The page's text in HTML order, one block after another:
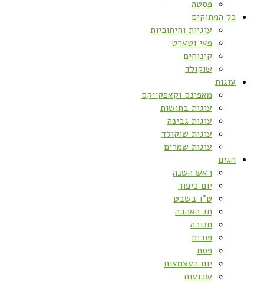
פסטה
כל המתוקים
עוגיות וחיתוכיות
פאי וטארט
קינוחים
שוקולד
עוגות
מאפינס וקאפקייקס
עוגות בחושות
עוגות גבינה
עוגות שוקולד
עוגות שמרים
חגים
ראש השנה
יום כיפור
ט”ו בשבט
חג האהבה
חנוכה
פורים
פסח
יום העצמאות
שבועות